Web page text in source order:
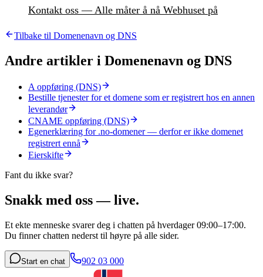
Kontakt oss — Alle måter å nå Webhuset på
Tilbake til Domenenavn og DNS
Andre artikler i Domenenavn og DNS
A oppføring (DNS)
Bestille tjenester for et domene som er registrert hos en annen
leverandør
CNAME oppføring (DNS)
Egenerklæring for .no-domener — derfor er ikke domenet
registrert ennå
Eierskifte
Fant du ikke svar?
Snakk med oss — live.
Et ekte menneske svarer deg i chatten på hverdager 09:00–17:00.
Du finner chatten nederst til høyre på alle sider.
Start en chat 902 03 000